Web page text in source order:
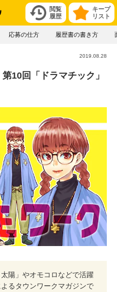
キープ
リスト
閲覧
履歴
応募の仕方 履歴書の書き方
2019.08.28
10回「ドラマチック」
陽」やオモコロなどで活躍
るタウンワークマガジンで